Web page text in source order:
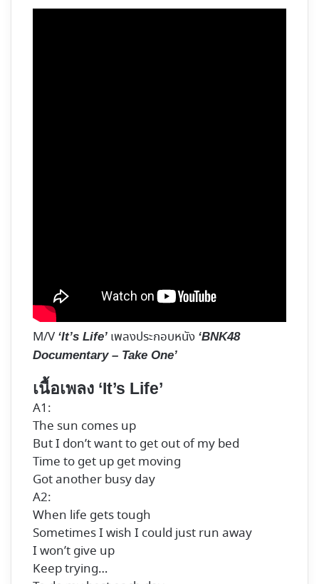
M/V ‘It’s Life’ เพลงประกอบหนัง ‘BNK48
Documentary – Take One’
เนื้อเพลง ‘It’s Life’
A1:
The sun comes up
But I don’t want to get out of my bed
Time to get up get moving
Got another busy day
A2:
When life gets tough
Sometimes I wish I could just run away
I won’t give up
Keep trying…